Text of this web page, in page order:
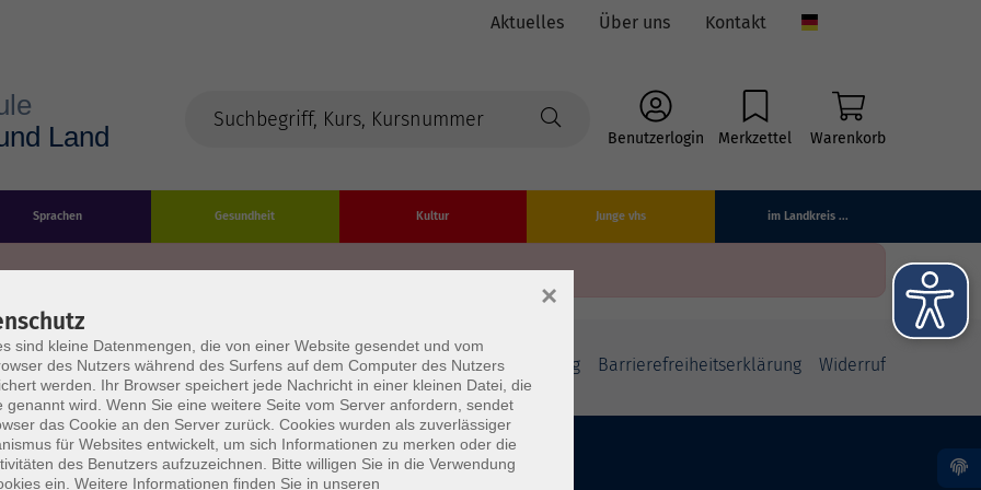
Aktuelles Über uns Kontakt
Benutzerlogin Merkzettel Warenkorb
Sprachen Gesundheit Kultur Junge vhs im Landkreis ...
Impressum Datenschutzerklärung AGB/Widerrufsbelehrung Barrierefreiheitserklärung Widerruf
sind kleine Datenmengen, die von einer Website gesendet und vom
des Nutzers während des Surfens auf dem Computer des Nutzers
werden. Ihr Browser speichert jede Nachricht in einer kleinen Datei, die
genannt wird. Wenn Sie eine weitere Seite vom Server anfordern, sendet
das Cookie an den Server zurück. Cookies wurden als zuverlässiger
für Websites entwickelt, um sich Informationen zu merken oder die
des Benutzers aufzuzeichnen. Bitte willigen Sie in die Verwendung
ein. Weitere Informationen finden Sie in unseren
×